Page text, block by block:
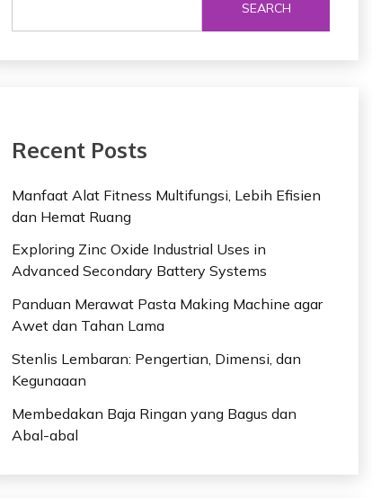
SEARCH
Recent Posts
Manfaat Alat Fitness Multifungsi, Lebih Efisien
dan Hemat Ruang
Exploring Zinc Oxide Industrial Uses in
Advanced Secondary Battery Systems
Panduan Merawat Pasta Making Machine agar
Awet dan Tahan Lama
Stenlis Lembaran: Pengertian, Dimensi, dan
Kegunaaan
Membedakan Baja Ringan yang Bagus dan
Abal-abal